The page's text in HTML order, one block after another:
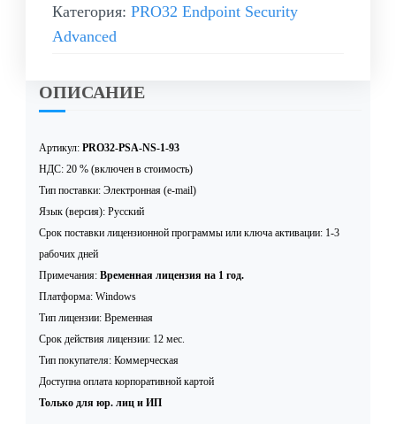
ОПИСАНИЕ
Артикул: PRO32-PSA-NS-1-93
НДС: 20 % (включен в стоимость)
Тип поставки: Электронная (e-mail)
Язык (версия): Русский
Срок поставки лицензионной программы или ключа активации: 1-3
рабочих дней
Примечания: Временная лицензия на 1 год.
Платформа: Windows
Тип лицензии: Временная
Срок действия лицензии: 12 мес.
Тип покупателя: Коммерческая
Доступна оплата корпоративной картой
Только для юр. лиц и ИП
Категория: PRO32 Endpoint Security
Advanced